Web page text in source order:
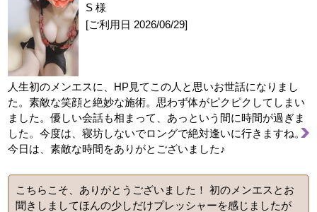
S 様
[ご利用日 2026/06/29]
人生初のメンエスに、HP見てこの人と思いお世話になりまし
た。素敵な笑顔と絶妙な施術。思わず体がピクピクしてしまい
ました。優しい会話も相まって、あっという間に時間が過ぎま
した。今度は、寝坊しないでロングで絶対逢いに行きますね。
今日は、素敵な時間をありがとございました♪
こちらこそ、ありがとうございました！ 初のメンエスとお
聞きしましてほんの少しだけプレッシャーを感じましたが